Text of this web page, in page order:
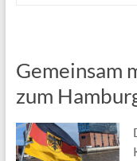
Gemeinsam
zum